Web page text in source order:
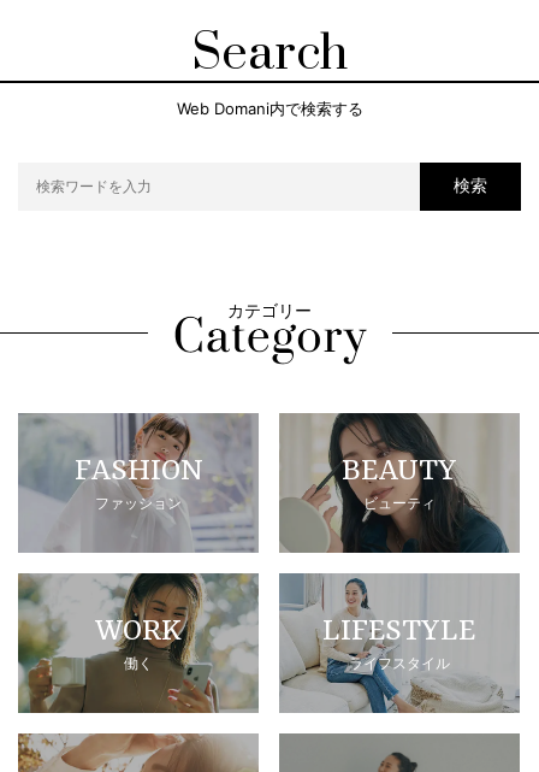
Search
Web Domani内で検索する
検索
カテゴリー
FASHION
ファッション
BEAUTY
ビューティ
WORK
働く
LIFESTYLE
ライフスタイル